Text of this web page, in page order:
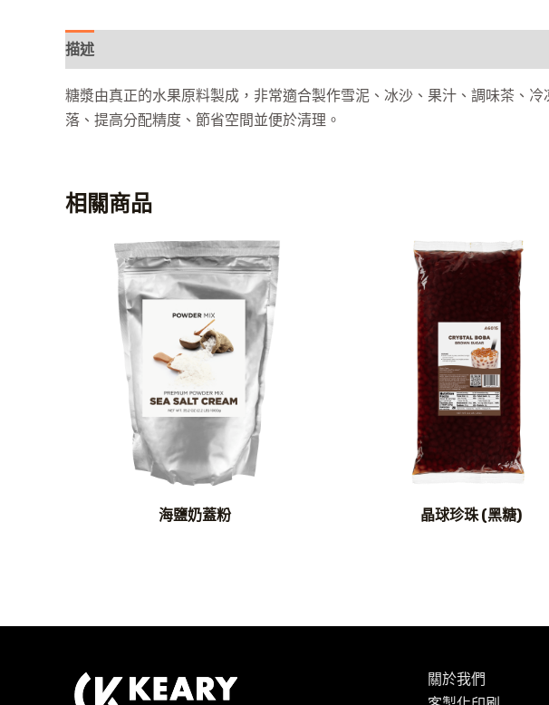
描述
糖漿由真正的水果原料製成，非常適合製作雪泥、冰沙、果汁、調味茶、
落、提高分配精度、節省空間並便於清理。
相關商品
海鹽奶蓋粉 晶球珍珠 (黑糖)
關於我們